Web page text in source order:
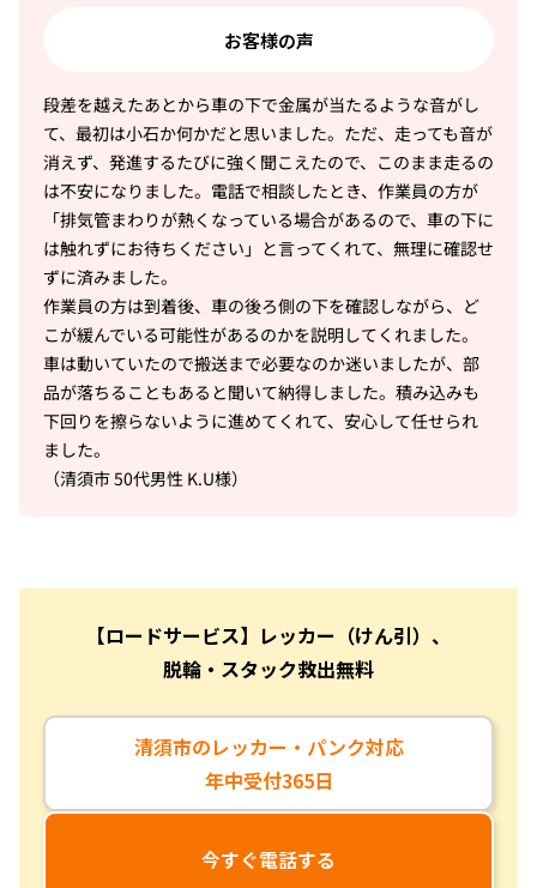
お客様の声
段差を越えたあとから車の下で金属が当たるような音がし
て、最初は小石か何かだと思いました。ただ、走っても音が
消えず、発進するたびに強く聞こえたので、このまま走るの
は不安になりました。電話で相談したとき、作業員の方が
「排気管まわりが熱くなっている場合があるので、車の下に
は触れずにお待ちください」と言ってくれて、無理に確認せ
ずに済みました。
作業員の方は到着後、車の後ろ側の下を確認しながら、ど
こが緩んでいる可能性があるのかを説明してくれました。
車は動いていたので搬送まで必要なのか迷いましたが、部
品が落ちることもあると聞いて納得しました。積み込みも
下回りを擦らないように進めてくれて、安心して任せられ
ました。
（清須市 50代男性 K.U様）
【ロードサービス】レッカー（けん引）、
脱輪・スタック救出無料
清須市のレッカー・パンク対応
年中受付365日
今すぐ電話する